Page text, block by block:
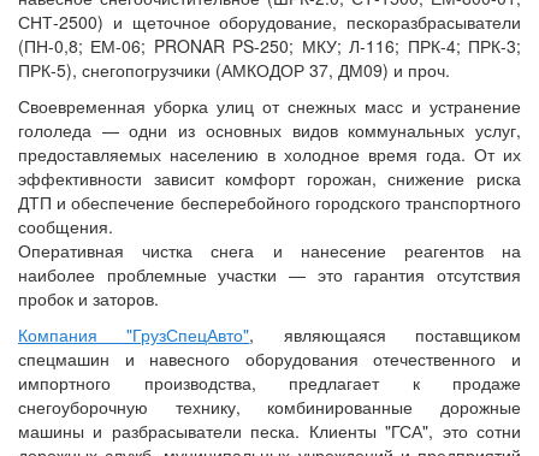
СНТ-2500) и щеточное оборудование, пескоразбрасыватели
(ПН-0,8; ЕМ-06; PRONAR PS-250; МКУ; Л-116; ПРК-4; ПРК-3;
ПРК-5), снегопогрузчики (АМКОДОР 37, ДМ09) и проч.
Своевременная уборка улиц от снежных масс и устранение
гололеда — одни из основных видов коммунальных услуг,
предоставляемых населению в холодное время года. От их
эффективности зависит комфорт горожан, снижение риска
ДТП и обеспечение бесперебойного городского транспортного
сообщения.
Оперативная чистка снега и нанесение реагентов на
наиболее проблемные участки — это гарантия отсутствия
пробок и заторов.
Компания "ГрузСпецАвто", являющаяся поставщиком
спецмашин и навесного оборудования отечественного и
импортного производства, предлагает к продаже
снегоуборочную технику, комбинированные дорожные
машины и разбрасыватели песка. Клиенты "ГСА", это сотни